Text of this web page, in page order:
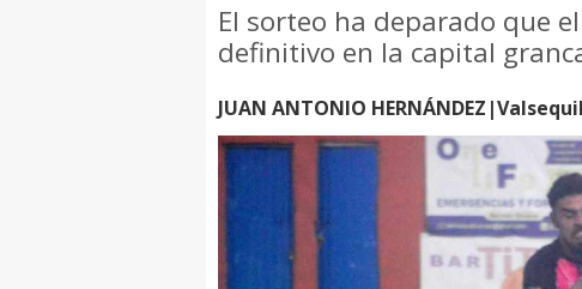
El sorteo ha deparado que
definitivo en la capital
JUAN ANTONIO